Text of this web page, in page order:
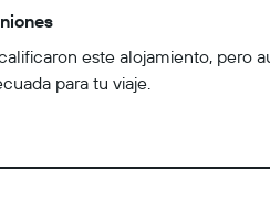
este alojamiento, pero
para tu viaje.